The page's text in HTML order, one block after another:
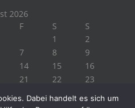
2026
F S
S
1
2
7 8
9
14 15
16
21 22
23
Dabei handelt es sich um